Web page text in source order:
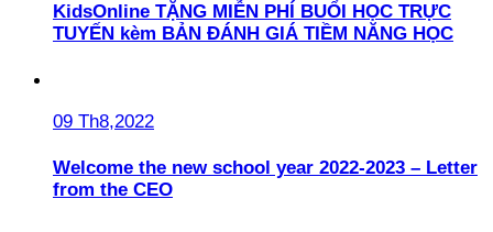
KidsOnline TẶNG MIỄN PHÍ BUỔI HỌC TRỰC
TUYẾN kèm BẢN ĐÁNH GIÁ TIỀM NĂNG HỌC
09 Th8,2022
Welcome the new school year 2022-2023 – Letter
from the CEO